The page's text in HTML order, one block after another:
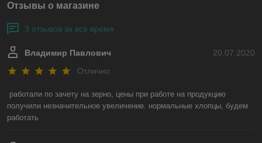
Отзывы о магазине
3 отзывов за всё время
20.07.2020
Владимир Павлович
Отлично
работали по зачету на зерно, цены при работе на продукцию
получили незначительное увеличение. нормальные хлопцы, будем
работать